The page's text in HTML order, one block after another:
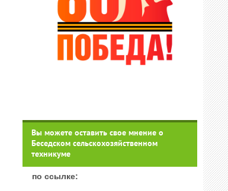
Вы можете оставить свое мнение о
Беседском сельскохозяйственном
техникуме
по ссылке: